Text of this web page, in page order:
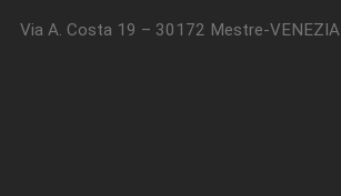
Via A. Costa 19 – 30172 Mestre-VENEZIA